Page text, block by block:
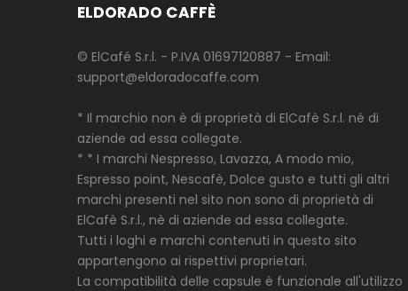
ELDORADO CAFFÈ
© ElCafé S.r.l. - P.IVA 01697120887 - Email:
support@eldoradocaffe.com
* Il marchio non è di proprietà di ElCafè S.r.l. né di
aziende ad essa collegate.
* * I marchi Nespresso, Lavazza, A modo mio,
Espresso point, Nescafè, Dolce gusto e tutti gli altri
marchi presenti nel sito non sono di proprietà di
ElCafè S.r.l., nè di aziende ad essa collegate.
Tutti i loghi e marchi contenuti in questo sito
appartengono ai rispettivi proprietari.
La compatibilità delle capsule è funzionale all'utilizzo